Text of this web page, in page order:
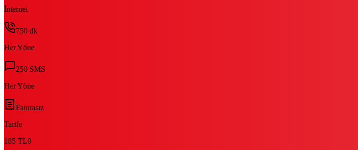
İnternet
750 dk
Her Yöne
250 SMS
Her Yöne
Faturasız
Tarife
185 TL0